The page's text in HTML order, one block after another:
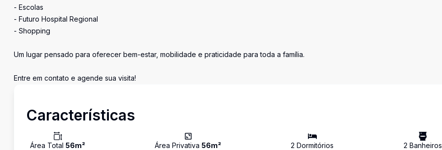
- Escolas
- Futuro Hospital Regional
- Shopping
Um lugar pensado para oferecer bem-estar, mobilidade e praticidade para toda a família.
Entre em contato e agende sua visita!
Características
Área Total 56m² Área Privativa56m² 2 Dormitórios 2 Banheiros